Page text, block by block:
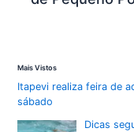
Mais Vistos
Itapevi realiza feira de
sábado
Dicas